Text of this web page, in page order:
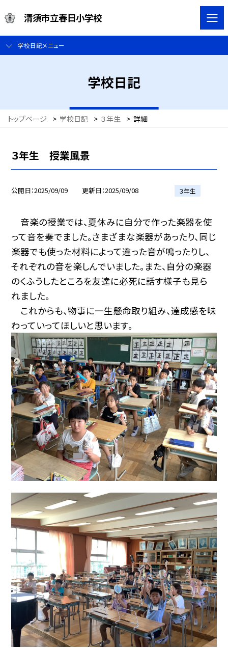
清須市立春日小学校
学校日記メニュー
学校日記
トップページ > 学校日記 > ３年生 > 詳細
３年生 授業風景
公開日 2025/09/09 更新日 2025/09/08 ３年生
音楽の授業では、夏休みに自分で作った楽器を使
って音を奏でました。さまざまな楽器があったり、同じ
楽器でも使った材料によって違った音が鳴ったりし、
それぞれの音を楽しんでいました。また、自分の楽器
のくふうしたところを友達に必死に話す様子も見ら
れました。
これからも、物事に一生懸命取り組み、達成感を味
わっていってほしいと思います。